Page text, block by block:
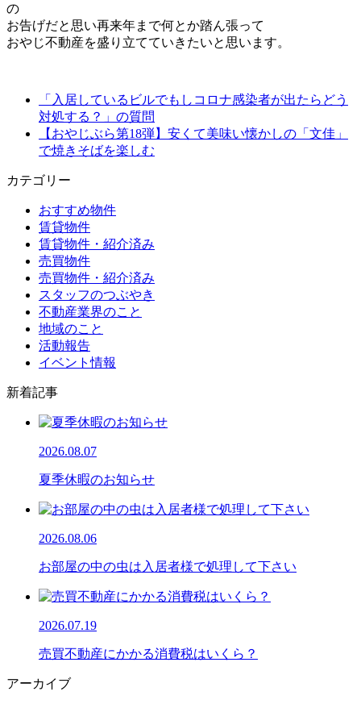
の
お告げだと思い再来年まで何とか踏ん張って
おやじ不動産を盛り立てていきたいと思います。
「入居しているビルでもしコロナ感染者が出たらどう
対処する？」の質問
【おやじぶら第18弾】安くて美味い懐かしの「文佳」
で焼きそばを楽しむ
カテゴリー
おすすめ物件
賃貸物件
賃貸物件・紹介済み
売買物件
売買物件・紹介済み
スタッフのつぶやき
不動産業界のこと
地域のこと
活動報告
イベント情報
新着記事
2026.08.07
夏季休暇のお知らせ
2026.08.06
お部屋の中の虫は入居者様で処理して下さい
2026.07.19
売買不動産にかかる消費税はいくら？
アーカイブ